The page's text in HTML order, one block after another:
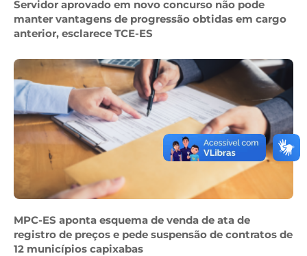
Servidor aprovado em novo concurso não pode
manter vantagens de progressão obtidas em cargo
anterior, esclarece TCE-ES
MPC-ES aponta esquema de venda de ata de
registro de preços e pede suspensão de contratos de
12 municípios capixabas